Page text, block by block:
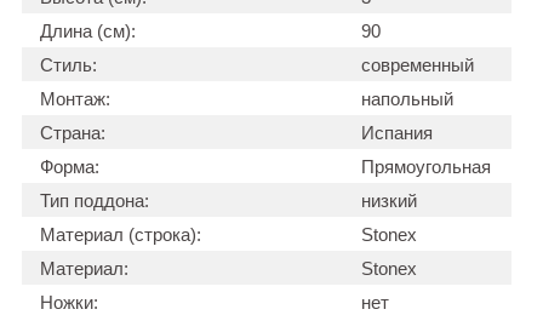
Длина (см):
90
Стиль:
современный
Монтаж:
напольный
Страна:
Испания
Форма:
Прямоугольная
Тип поддона:
низкий
Материал (строка):
Stonex
Материал:
Stonex
Ножки:
нет